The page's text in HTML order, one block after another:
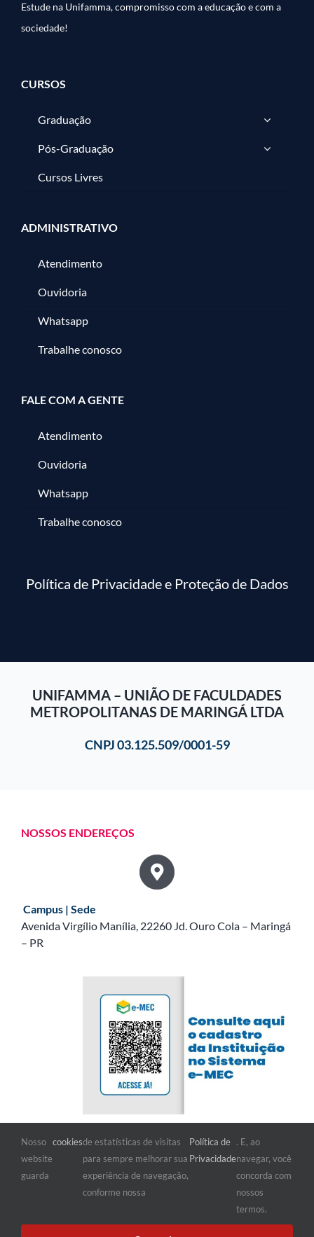
Estude na Unifamma, compromisso com a educação e com a
sociedade!
CURSOS
Graduação
Pós-Graduação
Cursos Livres
ADMINISTRATIVO
Atendimento
Ouvidoria
Whatsapp
Trabalhe conosco
FALE COM A GENTE
Atendimento
Ouvidoria
Whatsapp
Trabalhe conosco
Política de Privacidade e Proteção de Dados
UNIFAMMA – UNIÃO DE FACULDADES
METROPOLITANAS DE MARINGÁ LTDA
CNPJ 03.125.509/0001-59
NOSSOS ENDEREÇOS
Campus | Sede
Avenida Virgílio Manília, 22260 Jd. Ouro Cola – Maringá
– PR
FIQUE POR DENTRO
Nosso
website
guarda
cookiesde estatísticas de visitas
para sempre melhorar sua
experiência de navegação,
conforme nossa
Política de
Privacidade
. E, ao
navegar, você
concorda com
nossos
termos.